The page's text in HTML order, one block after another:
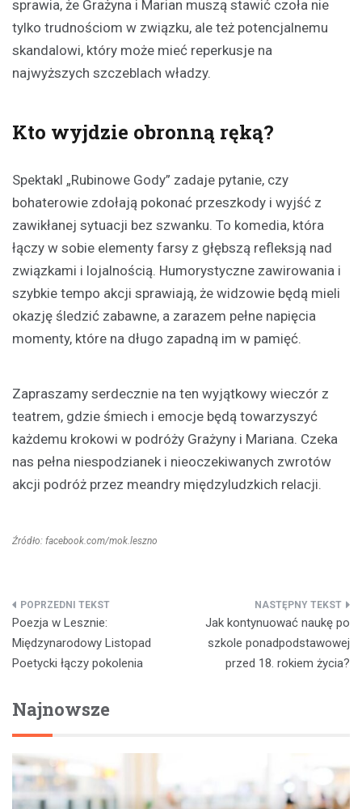
sprawia, że Grażyna i Marian muszą stawić czoła nie
tylko trudnościom w związku, ale też potencjalnemu
skandalowi, który może mieć reperkusje na
najwyższych szczeblach władzy.
Kto wyjdzie obronną ręką?
Spektakl „Rubinowe Gody” zadaje pytanie, czy
bohaterowie zdołają pokonać przeszkody i wyjść z
zawikłanej sytuacji bez szwanku. To komedia, która
łączy w sobie elementy farsy z głębszą refleksją nad
związkami i lojalnością. Humorystyczne zawirowania i
szybkie tempo akcji sprawiają, że widzowie będą mieli
okazję śledzić zabawne, a zarazem pełne napięcia
momenty, które na długo zapadną im w pamięć.
Zapraszamy serdecznie na ten wyjątkowy wieczór z
teatrem, gdzie śmiech i emocje będą towarzyszyć
każdemu krokowi w podróży Grażyny i Mariana. Czeka
nas pełna niespodzianek i nieoczekiwanych zwrotów
akcji podróż przez meandry międzyludzkich relacji.
Źródło: facebook.com/mok.leszno
Nawigacja
wpisu
Poezja w Lesznie:
Międzynarodowy Listopad
Poetycki łączy pokolenia
Jak kontynuować naukę po
szkole ponadpodstawowej
przed 18. rokiem życia?
Najnowsze